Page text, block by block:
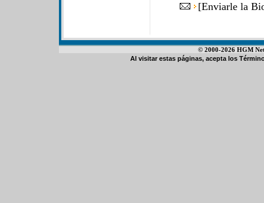
[Enviarle la
© 2000-2026 HGM
Al visitar estas páginas, acepta los